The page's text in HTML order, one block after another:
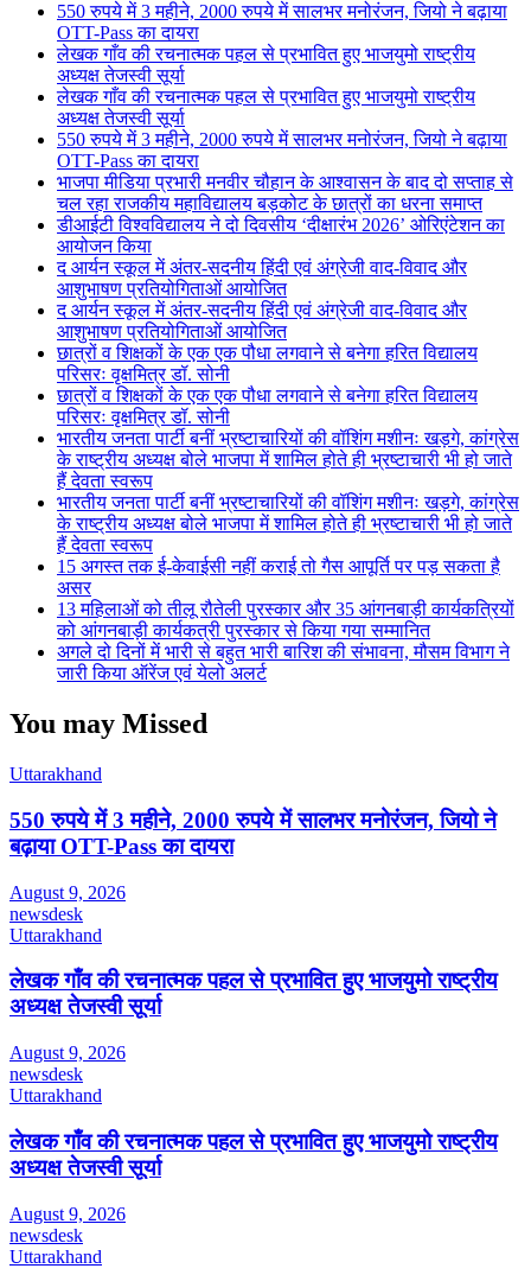
550 रुपये में 3 महीने, 2000 रुपये में सालभर मनोरंजन, जियो ने बढ़ाया
OTT-Pass का दायरा
लेखक गाँव की रचनात्मक पहल से प्रभावित हुए भाजयुमो राष्ट्रीय
अध्यक्ष तेजस्वी सूर्या
लेखक गाँव की रचनात्मक पहल से प्रभावित हुए भाजयुमो राष्ट्रीय
अध्यक्ष तेजस्वी सूर्या
550 रुपये में 3 महीने, 2000 रुपये में सालभर मनोरंजन, जियो ने बढ़ाया
OTT-Pass का दायरा
भाजपा मीडिया प्रभारी मनवीर चौहान के आश्वासन के बाद दो सप्ताह से
चल रहा राजकीय महाविद्यालय बड़कोट के छात्रों का धरना समाप्त
डीआईटी विश्वविद्यालय ने दो दिवसीय ‘दीक्षारंभ 2026’ ओरिएंटेशन का
आयोजन किया
द आर्यन स्कूल में अंतर-सदनीय हिंदी एवं अंग्रेजी वाद-विवाद और
आशुभाषण प्रतियोगिताओं आयोजित
द आर्यन स्कूल में अंतर-सदनीय हिंदी एवं अंग्रेजी वाद-विवाद और
आशुभाषण प्रतियोगिताओं आयोजित
छात्रों व शिक्षकों के एक एक पौधा लगवाने से बनेगा हरित विद्यालय
परिसरः वृक्षमित्र डॉ. सोनी
छात्रों व शिक्षकों के एक एक पौधा लगवाने से बनेगा हरित विद्यालय
परिसरः वृक्षमित्र डॉ. सोनी
भारतीय जनता पार्टी बनीं भ्रष्टाचारियों की वॉशिंग मशीनः खड़गे, कांग्रेस
के राष्ट्रीय अध्यक्ष बोले भाजपा में शामिल होते ही भ्रष्टाचारी भी हो जाते
हैं देवता स्वरूप
भारतीय जनता पार्टी बनीं भ्रष्टाचारियों की वॉशिंग मशीनः खड़गे, कांग्रेस
के राष्ट्रीय अध्यक्ष बोले भाजपा में शामिल होते ही भ्रष्टाचारी भी हो जाते
हैं देवता स्वरूप
15 अगस्त तक ई-केवाईसी नहीं कराई तो गैस आपूर्ति पर पड़ सकता है
असर
13 महिलाओं को तीलू रौतेली पुरस्कार और 35 आंगनबाड़ी कार्यकत्रियों
को आंगनबाड़ी कार्यकत्री पुरस्कार से किया गया सम्मानित
अगले दो दिनों में भारी से बहुत भारी बारिश की संभावना, मौसम विभाग ने
जारी किया ऑरेंज एवं येलो अलर्ट
You may Missed
Uttarakhand
550 रुपये में 3 महीने, 2000 रुपये में सालभर मनोरंजन, जियो ने
बढ़ाया OTT-Pass का दायरा
August 9, 2026
newsdesk
Uttarakhand
लेखक गाँव की रचनात्मक पहल से प्रभावित हुए भाजयुमो राष्ट्रीय
अध्यक्ष तेजस्वी सूर्या
August 9, 2026
newsdesk
Uttarakhand
लेखक गाँव की रचनात्मक पहल से प्रभावित हुए भाजयुमो राष्ट्रीय
अध्यक्ष तेजस्वी सूर्या
August 9, 2026
newsdesk
Uttarakhand